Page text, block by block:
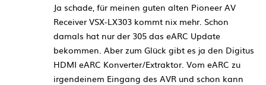
Ja schade, für meinen guten alten Pioneer AV
Receiver VSX-LX303 kommt nix mehr. Schon
damals hat nur der 305 das eARC Update
bekommen. Aber zum Glück gibt es ja den Digitus
HDMI eARC Konverter/Extraktor. Vom eARC zu
irgendeinem Eingang des AVR und schon kann